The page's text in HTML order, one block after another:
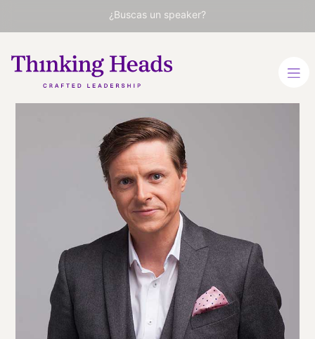
¿Buscas un speaker?
Autor de SuperCreativity y
líder en creatividad en la
era de la IA
ESPAÑOL INGLÉS
VER PERFIL
Viaja
desde
EMIRATOS
ÁRABES UNIDOS
DUBÁI